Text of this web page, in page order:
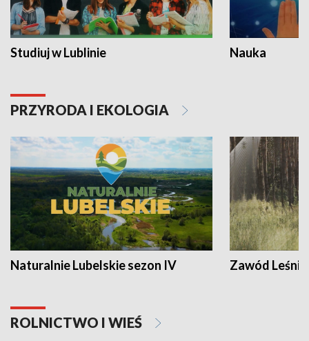
Studiuj w Lublinie Nauka
PRZYRODA I EKOLOGIA
Naturalnie Lubelskie sezon IV Zawód Leśnik
ROLNICTWO I WIEŚ